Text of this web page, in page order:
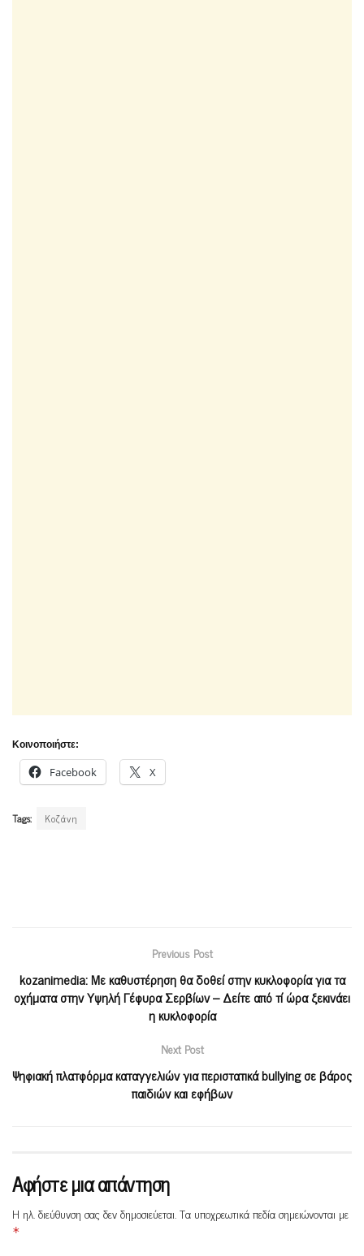
Κοινοποιήστε:
Facebook X
Tags: Κοζάνη
Previous Post
kozanimedia: Με καθυστέρηση θα δοθεί στην κυκλοφορία για τα
οχήματα στην Υψηλή Γέφυρα Σερβίων – Δείτε από τί ώρα ξεκινάει
η κυκλοφορία
Next Post
Ψηφιακή πλατφόρμα καταγγελιών για περιστατικά bullying σε βάρος
παιδιών και εφήβων
Αφήστε μια απάντηση
Η ηλ. διεύθυνση σας δεν δημοσιεύεται.Τα υποχρεωτικά πεδία σημειώνονται με
*